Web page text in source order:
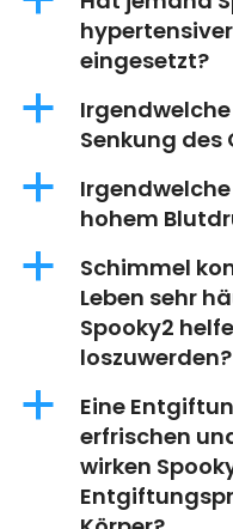
eingesetzt?
a
Senkung des
a
hohem
a
Schimmel
Leben sehr
Spooky2
loszuwerden?
a
Eine
erfrischen
wirken